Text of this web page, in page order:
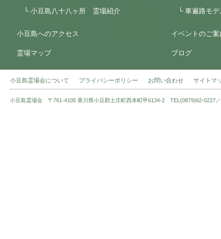
小豆島八十八ヶ所 霊場紹介
小豆島へのアクセス
霊場マップ
車遍路モ
イベントのご案
ブログ
小豆島霊場会について プライバシーポリシー お問い合わせ サイトマ
小豆島霊場会 〒761-4105 香川県小豆郡土庄町西本町甲6134-2 TEL(0879)62-0227／